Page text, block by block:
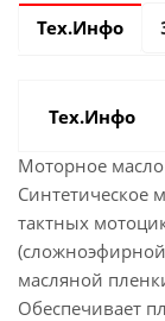
Тех.Инфо
Тех.Инфо
Моторное
Синтетическое
тактных
масляной
Обеспечивает